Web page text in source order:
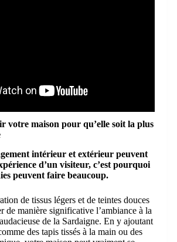
votre maison pour qu’elle soit la plus
intérieur et extérieur peuvent
d’un visiteur, c’est pourquoi
peuvent faire beaucoup.
de tissus légers et de teintes douces
de manière significative l’ambiance à la
de la Sardaigne. En y ajoutant
des tapis tissés à la main ou des